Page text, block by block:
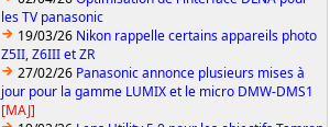
les TV panasonic
19/03/26 Nikon rappelle certains appareils photo
Z5II, Z6III et ZR
27/02/26 Panasonic annonce plusieurs mises à
jour pour la gamme LUMIX et le micro DMW-DMS1
[MAJ]